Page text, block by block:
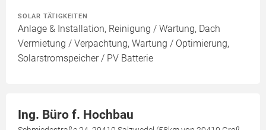
SOLAR TÄTIGKEITEN
Anlage & Installation, Reinigung / Wartung, Dach
Vermietung / Verpachtung, Wartung / Optimierung,
Solarstromspeicher / PV Batterie
Ing. Büro f. Hochbau